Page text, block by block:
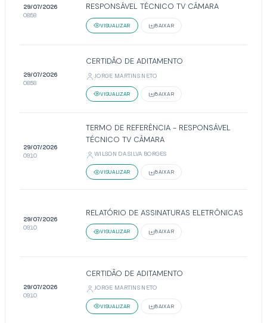
29/07/2026
08:58
RESPONSÁVEL TÉCNICO TV CÂMARA
VISUALIZAR BAIXAR
29/07/2026
08:58
CERTIDÃO DE ADITAMENTO
JORGE MARTINS NETO
VISUALIZAR BAIXAR
29/07/2026
09:10
TERMO DE REFERÊNCIA - RESPONSÁVEL
TÉCNICO TV CÂMARA
WILSON DA SILVA BORGES
VISUALIZAR BAIXAR
29/07/2026
09:10
RELATÓRIO DE ASSINATURAS ELETRÔNICAS
VISUALIZAR BAIXAR
29/07/2026
09:10
CERTIDÃO DE ADITAMENTO
JORGE MARTINS NETO
VISUALIZAR BAIXAR